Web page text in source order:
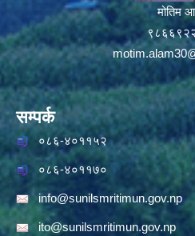
मोतिम
सम्पर्क
०८६-४०११५२
०८६-४०११७०
info@sunilsmritimun.gov.np
ito@sunilsmritimun.gov.np